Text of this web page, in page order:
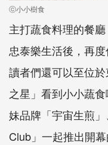
ⓒ小小樹食
主打蔬食料理的餐
忠泰樂生活後，再
讀者們還可以至位
之星」看到小小蔬
妹品牌「宇宙生煎
Club」一起推出開幕